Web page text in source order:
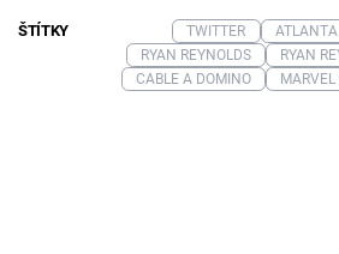
ŠTÍTKY TWITTER ATLANTA
RYAN REYNOLDS
RYAN
CABLE A DOMINO